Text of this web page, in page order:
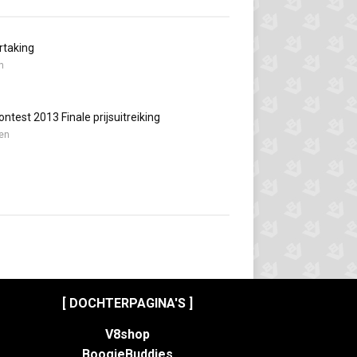
2013 Finale prijsuitreiking
[ DOCHTERPAGINA'S ]
V8shop